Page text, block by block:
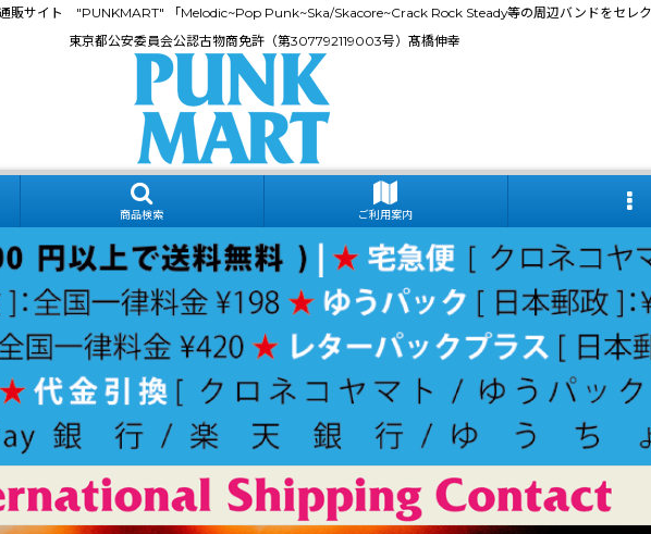
販サイト "PUNKMART" 「Melodic~Pop Punk~Ska/Skacore~Crack Rock Steady等の周辺バンドをセレク
東京都公安委員会公認古物商免許（第307792119003号）髙橋伸幸
商品検索 ご利用案内